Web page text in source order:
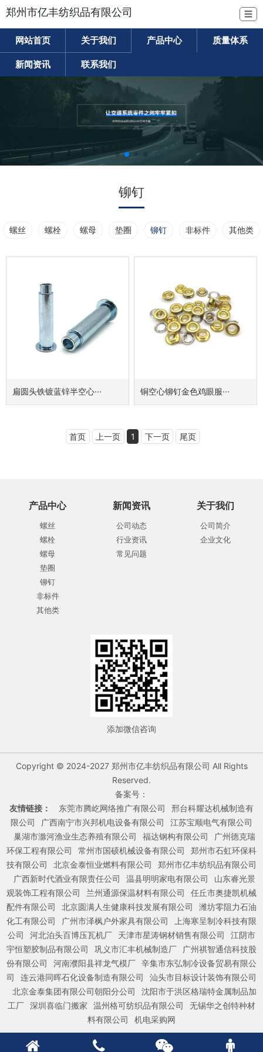
郑州市亿丰纺织品有限公司 ☰
网站首页 关于我们 产品中心 质量体系
新闻资讯 联系我们
铆钉
螺丝 螺栓 螺母 垫圈 铆钉 非标件 其他类
扁圆头铁镀蓝锌半空心··· 铜空心铆钉金色鸡眼服···
首页 上一页 1 下一页 尾页
产品中心
螺丝
螺栓
螺母
垫圈
铆钉
非标件
其他类
新闻资讯
公司动态
行业资讯
常见问题
关于我们
公司简介
企业文化
添加微信咨询
Copyright © 2024-2027 郑州市亿丰纺织品有限公司 All Rights
Reserved.
备案号：
友情链接：
东莞市腾屹网络推广有限公司
邢台科耀达机械制造有
限公司
广西南宁市兴邦机电设备有限公司
江苏宝顺电气有限公司
巢湖市滁河渔业生态养殖有限公司
福达钢构有限公司
广州德克瑞
环保工程有限公司
常州市国硕机械设备有限公司
郑州市石虹环保科
技有限公司
北京金泰恒业燃料有限公司
郑州市亿丰纺织品有限公司
广西新时代酒业有限责任公司
温县明明家电有限公司
山东睿光景
观装饰工程有限公司
兰州通源保温材料有限公司
任丘市奥捷凯机械
配件有限公司
北京圆满人生健康科技发展有限公司
潍坊零阻力石油
化工有限公司
广州市泽枫户外家具有限公司
上海寒呈制冷科技有限
公司
河北泊头百博压瓦机厂 天津市星涛钢材销售有限公司
江阴市
宇恒塑胶制品有限公司
巩义市汇丰机械制造厂
广州祺智通信科技股
份有限公司
河南濮阳县祥龙气模厂 辛集市东弘制冷设备贸易有限公
司
连云港同晖石化设备制造有限公司
汕头市目标设计装饰有限公司
北京金泰集团有限公司朝阳分公司
沈阳市于洪区格瑞特金属制品加
工厂 深圳喜临门搬家 温州格可纺织品有限公司
无锡华之创特种材
料有限公司
机电采购网